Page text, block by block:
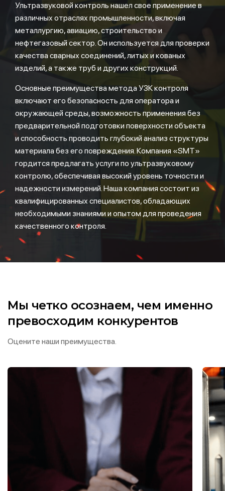
Ультразвуковой контроль нашел свое применение в
различных отраслях промышленности, включая
металлургию, авиацию, строительство и
нефтегазовый сектор. Он используется для проверки
качества сварных соединений, литых и кованых
изделий, а также труб и других конструкций.
Основные преимущества метода УЗК контроля
включают его безопасность для оператора и
окружающей среды, возможность применения без
предварительной подготовки поверхности объекта
и способность проводить глубокий анализ структуры
материала без его повреждения. Компания «SMT»
гордится предлагать услуги по ультразвуковому
контролю, обеспечивая высокий уровень точности и
надежности измерений. Наша компания состоит из
квалифицированных специалистов, обладающих
необходимыми знаниями и опытом для проведения
качественного контроля.
Мы четко осознаем, чем именно
превосходим конкурентов
Оцените наши преимущества.